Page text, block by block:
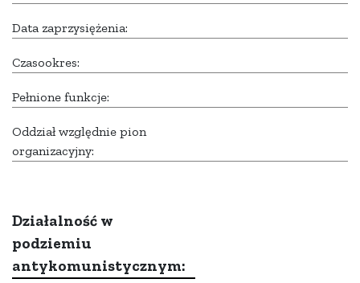
Data zaprzysiężenia:
Czasookres:
Pełnione funkcje:
Oddział względnie pion
organizacyjny:
Działalność w
podziemiu
antykomunistycznym: